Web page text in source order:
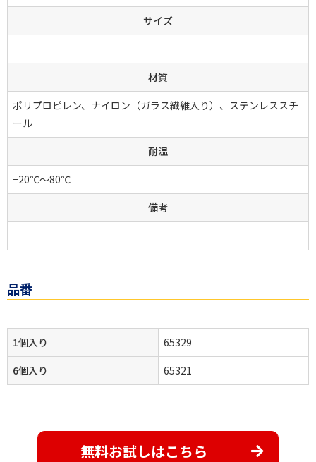
サイズ
材質
ポリプロピレン、ナイロン（ガラス繊維入り）、ステンレススチ
ール
耐温
−20℃～80℃
備考
品番
1個入り
65329
6個入り
65321
無料お試しはこちら